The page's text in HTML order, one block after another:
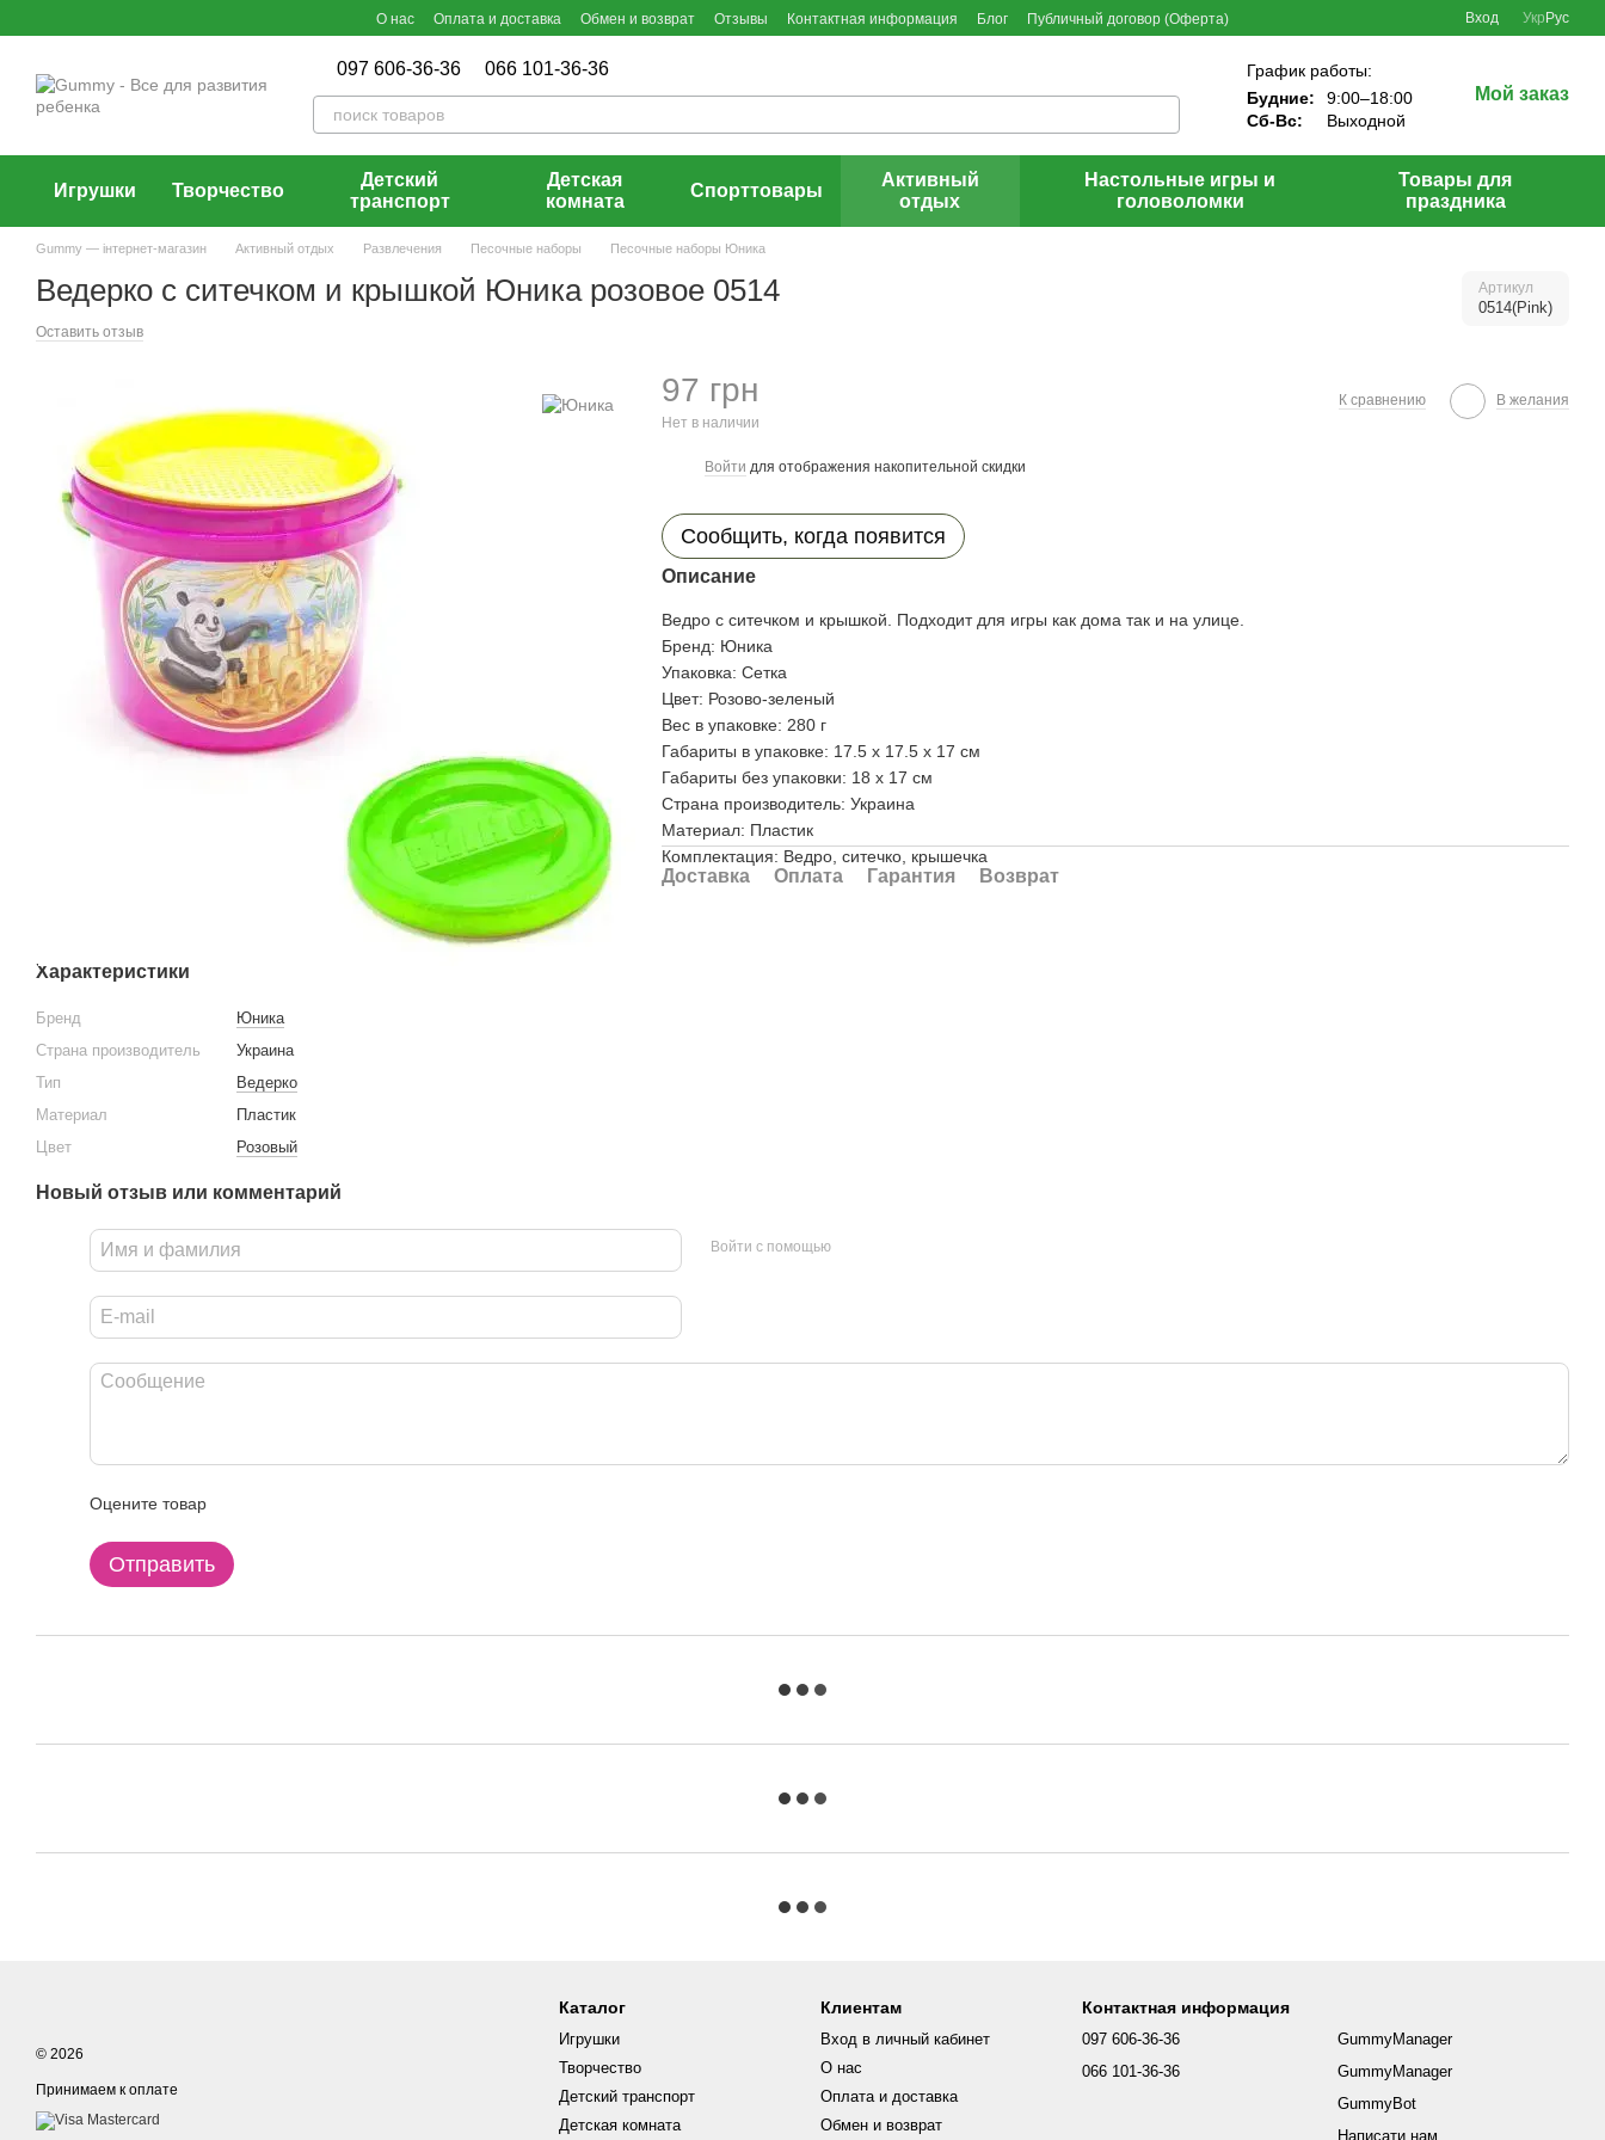
О нас Оплата и доставка Обмен и возврат Отзывы Контактная информация Блог Публичный договор (Оферта) Вход Укр Рус
097 606-36-36 066 101-36-36
График работы:
Будние:
9:00–18:00
Сб-Вс:
Выходной
Мой заказ
Игрушки Творчество
Детский
транспорт
Детская
комната
Спорттовары
Активный
отдых
Настольные игры и
головоломки
Товары для
праздника
Gummy — інтернет-магазин Активный отдых Развлечения Песочные наборы Песочные наборы Юника
Ведерко с ситечком и крышкой Юника розовое 0514 Артикул
0514(Pink)
Оставить отзыв
Характеристики
Бренд
Юника
Страна производитель
Украина
Тип
Ведерко
Материал
Пластик
Цвет
Розовый
97 грн
Нет в наличии
К сравнению В желания
Войти для отображения накопительной скидки
Сообщить, когда появится
Описание
Ведро с ситечком и крышкой. Подходит для игры как дома так и на улице.
Бренд: Юника
Упаковка: Сетка
Цвет: Розово-зеленый
Вес в упаковке: 280 г
Габариты в упаковке: 17.5 x 17.5 x 17 см
Габариты без упаковки: 18 x 17 см
Cтрана производитель: Украина
Материал: Пластик
Комплектация: Ведро, ситечко, крышечка
Доставка Оплата Гарантия Возврат
Новый отзыв или комментарий
Войти с помощью
Оцените товар
Отправить
© 2026
Принимаем к оплате
Каталог
Игрушки
Творчество
Детский транспорт
Детская комната
Клиентам
Вход в личный кабинет
О нас
Оплата и доставка
Обмен и возврат
Контактная информация
097 606-36-36
066 101-36-36
GummyManager
GummyManager
GummyBot
Написати нам